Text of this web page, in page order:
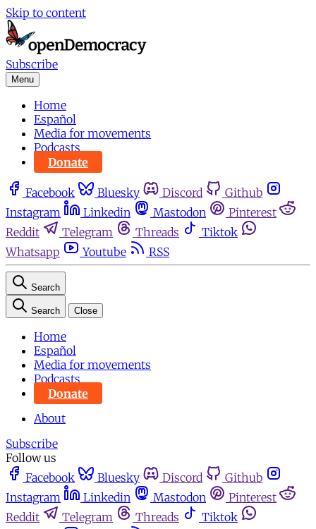
Skip to content
Subscribe
Menu
Home
Español
Media for movements
Podcasts
Donate
Facebook Bluesky Discord
Github
Instagram
Linkedin Mastodon
Pinterest
Reddit
Telegram Threads
Tiktok
Whatsapp
Youtube RSS
Search
Search Close
Home
Español
Media for movements
Podcasts
Donate
About
Subscribe
Follow us
Facebook
Bluesky Discord
Github
Instagram
Linkedin Mastodon
Pinterest
Reddit
Telegram Threads
Tiktok